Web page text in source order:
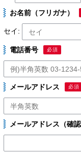
お名前（フリガナ）
セイ:
電話番号 必須
メールアドレス 必須
メールアドレス（確認